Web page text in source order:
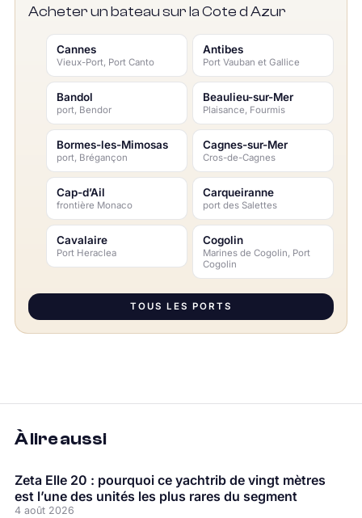
Acheter un bateau sur la Cote d Azur
Cannes
Vieux-Port, Port Canto
Antibes
Port Vauban et Gallice
Bandol
port, Bendor
Beaulieu-sur-Mer
Plaisance, Fourmis
Bormes-les-Mimosas
port, Brégançon
Cagnes-sur-Mer
Cros-de-Cagnes
Cap-d’Ail
frontière Monaco
Carqueiranne
port des Salettes
Cavalaire
Port Heraclea
Cogolin
Marines de Cogolin, Port
Cogolin
TOUS LES PORTS
À lire aussi
Zeta Elle 20 : pourquoi ce yachtrib de vingt mètres
est l’une des unités les plus rares du segment
4 août 2026